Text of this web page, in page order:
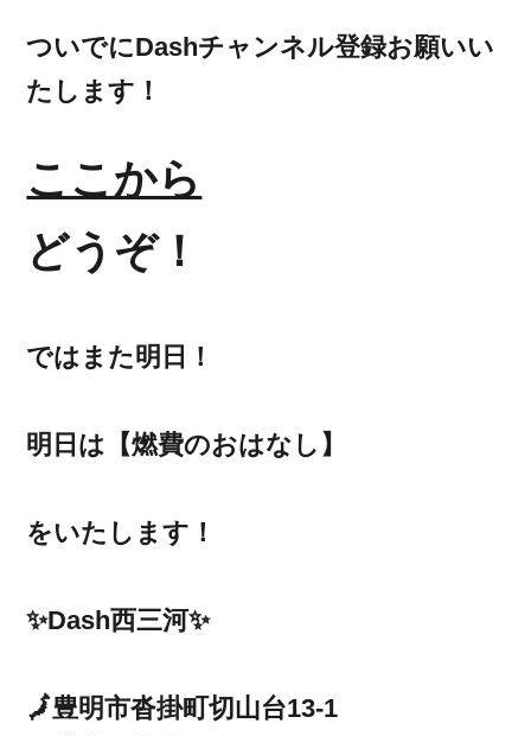
ついでにDashチャンネル登録お願いい
たします！
ここから
どうぞ！
ではまた明日！
明日は【燃費のおはなし】
をいたします！
✨Dash西三河✨
🗾豊明市沓掛町切山台13-1